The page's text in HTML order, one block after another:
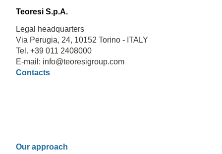
Teoresi S.p.A.
Legal headquarters
Via Perugia, 24, 10152 Torino - ITALY
Tel. +39 011 2408000
E-mail: info@teoresigroup.com
Contacts
Our approach